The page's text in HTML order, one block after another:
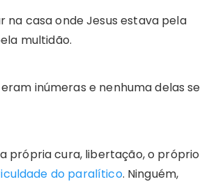
casa onde Jesus estava pela
multidão.
inúmeras e nenhuma delas se
própria cura, libertação, o próprio
do paralítico. Ninguém,